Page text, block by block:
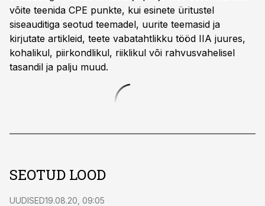
võite teenida CPE punkte, kui esinete üritustel
siseauditiga seotud teemadel, uurite teemasid ja
kirjutate artikleid, teete vabatahtlikku tööd IIA juures,
kohalikul, piirkondlikul, riiklikul või rahvusvahelisel
tasandil ja palju muud.
SEOTUD LOOD
UUDISED19.08.20, 09:05